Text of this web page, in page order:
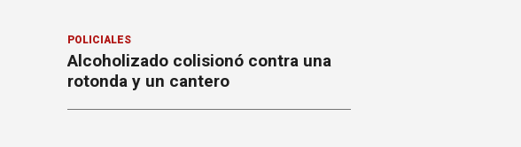
POLICIALES
Alcoholizado colisionó contra una
rotonda y un cantero